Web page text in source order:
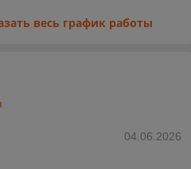
весь график работы
04.06.2026